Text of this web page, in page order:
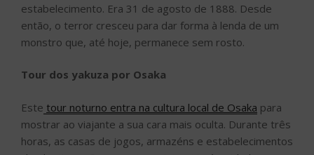
estabelecimento. Era 31 de agosto de 1888. Desde
então, o terror cresceu para dar forma à lenda de um
monstro que, até hoje, permanece sem rosto.
Tour dos yakuza por Osaka
Este tour noturno entra na cultura local de Osaka para
mostrar ao viajante a sua cara mais oculta. Durante três
horas, as casas de jogos, armazéns e estabelecimentos